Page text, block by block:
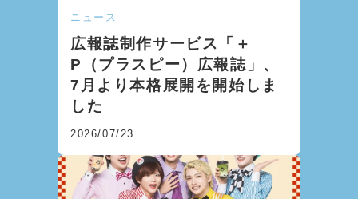
ニュース
広報誌制作サービス「＋
P（プラスピー）広報誌」、
7月より本格展開を開始しま
した
2026/07/23